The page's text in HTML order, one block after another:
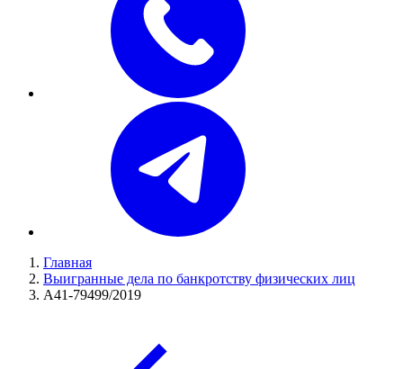
Главная
Выигранные дела по банкротству физических лиц
А41-79499/2019